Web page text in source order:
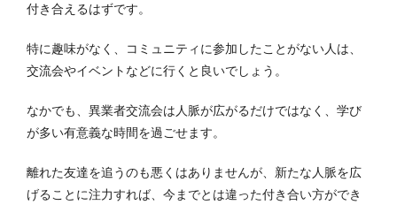
付き合えるはずです。
特に趣味がなく、コミュニティに参加したことがない人は、
交流会やイベントなどに行くと良いでしょう。
なかでも、異業者交流会は人脈が広がるだけではなく、学び
が多い有意義な時間を過ごせます。
離れた友達を追うのも悪くはありませんが、新たな人脈を広
げることに注力すれば、今までとは違った付き合い方ができ